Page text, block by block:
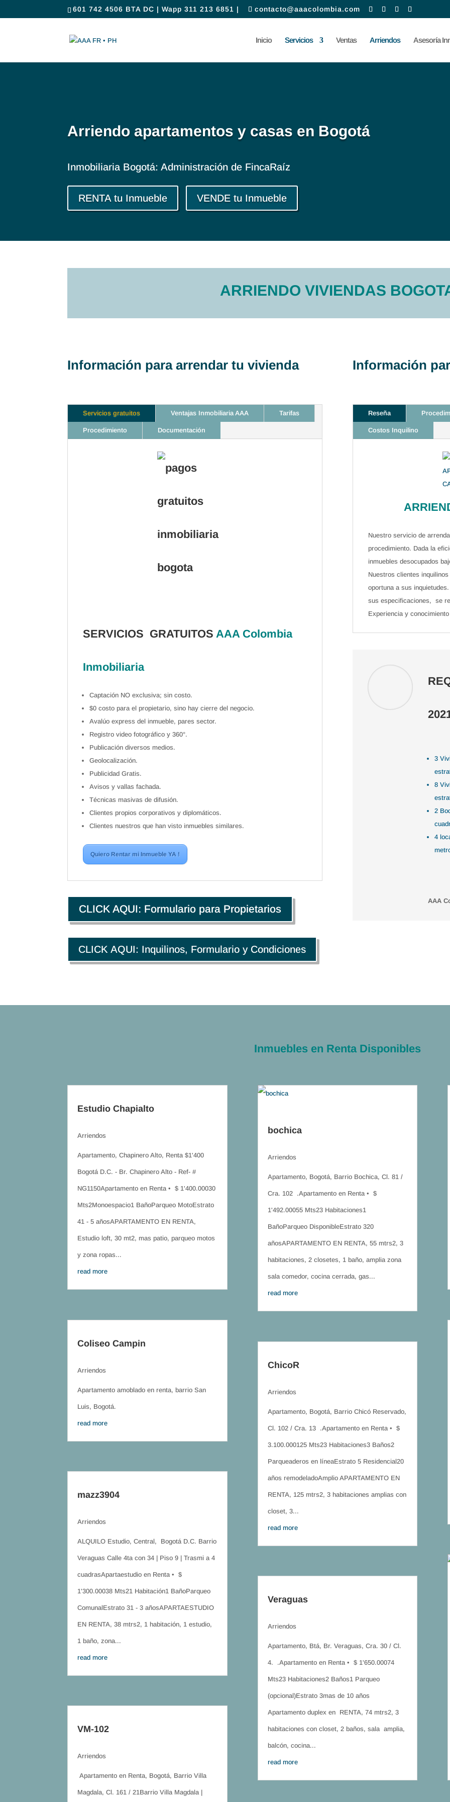
601 742 4506 BTA DC | Wapp 311 213 6851 | contacto@aaacolombia.com
Inicio Servicios Ventas Arriendos Asesoría
Arriendo apartamentos y casas en Bogotá
Inmobiliaria Bogotá: Administración de FincaRaíz
RENTA tu Inmueble VENDE tu Inmueble
ARRIENDO VIVIENDAS
Información para arrendar tu vivienda
Servicios gratuitos Ventajas Inmobiliaria AAA Tarifas
Procedimiento Documentación
SERVICIOS GRATUITOSAAA Colombia
Inmobiliaria
Captación NO exclusiva; sin costo.
$0 costo para el propietario, sino hay cierre del negocio.
Avalúo express del inmueble, pares sector.
Registro video fotográfico y 360°.
Publicación diversos medios.
Geolocalización.
Publicidad Gratis.
Avisos y vallas fachada.
Técnicas masivas de difusión.
Clientes propios corporativos y diplomáticos.
Clientes nuestros que han visto inmuebles similares.
Quiero Rentar mi Inmueble YA !
CLICK AQUI: Formulario para Propietarios
CLICK AQUI: Inquilinos, Formulario y Condiciones
Información
Reseña
Costos Inquilino
Nuestro servicio de
procedimiento. Dada la
inmuebles desocupados
Nuestros clientes
oportuna a sus
sus especificaciones, se
Experiencia y
3
8
2
4
AAA
Inmuebles en Renta Disponibles
Estudio Chapialto
Arriendos
Apartamento, Chapinero Alto, Renta $1'400
Bogotá D.C. - Br. Chapinero Alto - Ref- #
NG1150Apartamento en Renta • $ 1'400.00030
Mts2Monoespacio1 BañoParqueo MotoEstrato
41 - 5 añosAPARTAMENTO EN RENTA,
Estudio loft, 30 mt2, mas patio, parqueo motos
y zona ropas...
read more
Coliseo Campin
Arriendos
Apartamento amoblado en renta, barrio San
Luis, Bogotá.
read more
mazz3904
Arriendos
ALQUILO Estudio, Central, Bogotá D.C. Barrio
Veraguas Calle 4ta con 34 | Piso 9 | Trasmi a 4
cuadrasApartaestudio en Renta • $
1'300.00038 Mts21 Habitación1 BañoParqueo
ComunalEstrato 31 - 3 añosAPARTAESTUDIO
EN RENTA, 38 mtrs2, 1 habitación, 1 estudio,
1 baño, zona...
read more
VM-102
Arriendos
Apartamento en Renta, Bogotá, Barrio Villa
Magdala, Cl. 161 / 21Barrio Villa Magdala |
bochica
Arriendos
Apartamento, Bogotá, Barrio Bochica, Cl. 81 /
Cra. 102 .Apartamento en Renta • $
1'492.00055 Mts23 Habitaciones1
BañoParqueo DisponibleEstrato 320
añosAPARTAMENTO EN RENTA, 55 mtrs2, 3
habitaciones, 2 closetes, 1 baño, amplia zona
sala comedor, cocina cerrada, gas...
read more
ChicoR
Arriendos
Apartamento, Bogotá, Barrio Chicó Reservado,
Cl. 102 / Cra. 13 .Apartamento en Renta • $
3.100.000125 Mts23 Habitaciones3 Baños2
Parqueaderos en líneaEstrato 5 Residencial20
años remodeladoAmplio APARTAMENTO EN
RENTA, 125 mtrs2, 3 habitaciones amplias con
closet, 3...
read more
Veraguas
Arriendos
Apartamento, Btá, Br. Veraguas, Cra. 30 / Cl.
4. .Apartamento en Renta • $ 1'650.00074
Mts23 Habitaciones2 Baños1 Parqueo
(opcional)Estrato 3mas de 10 años
Apartamento duplex en RENTA, 74 mtrs2, 3
habitaciones con closet, 2 baños, sala amplia,
balcón, cocina...
read more